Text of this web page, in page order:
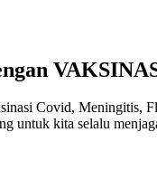
Covid, Meningitis,
untuk kita selalu